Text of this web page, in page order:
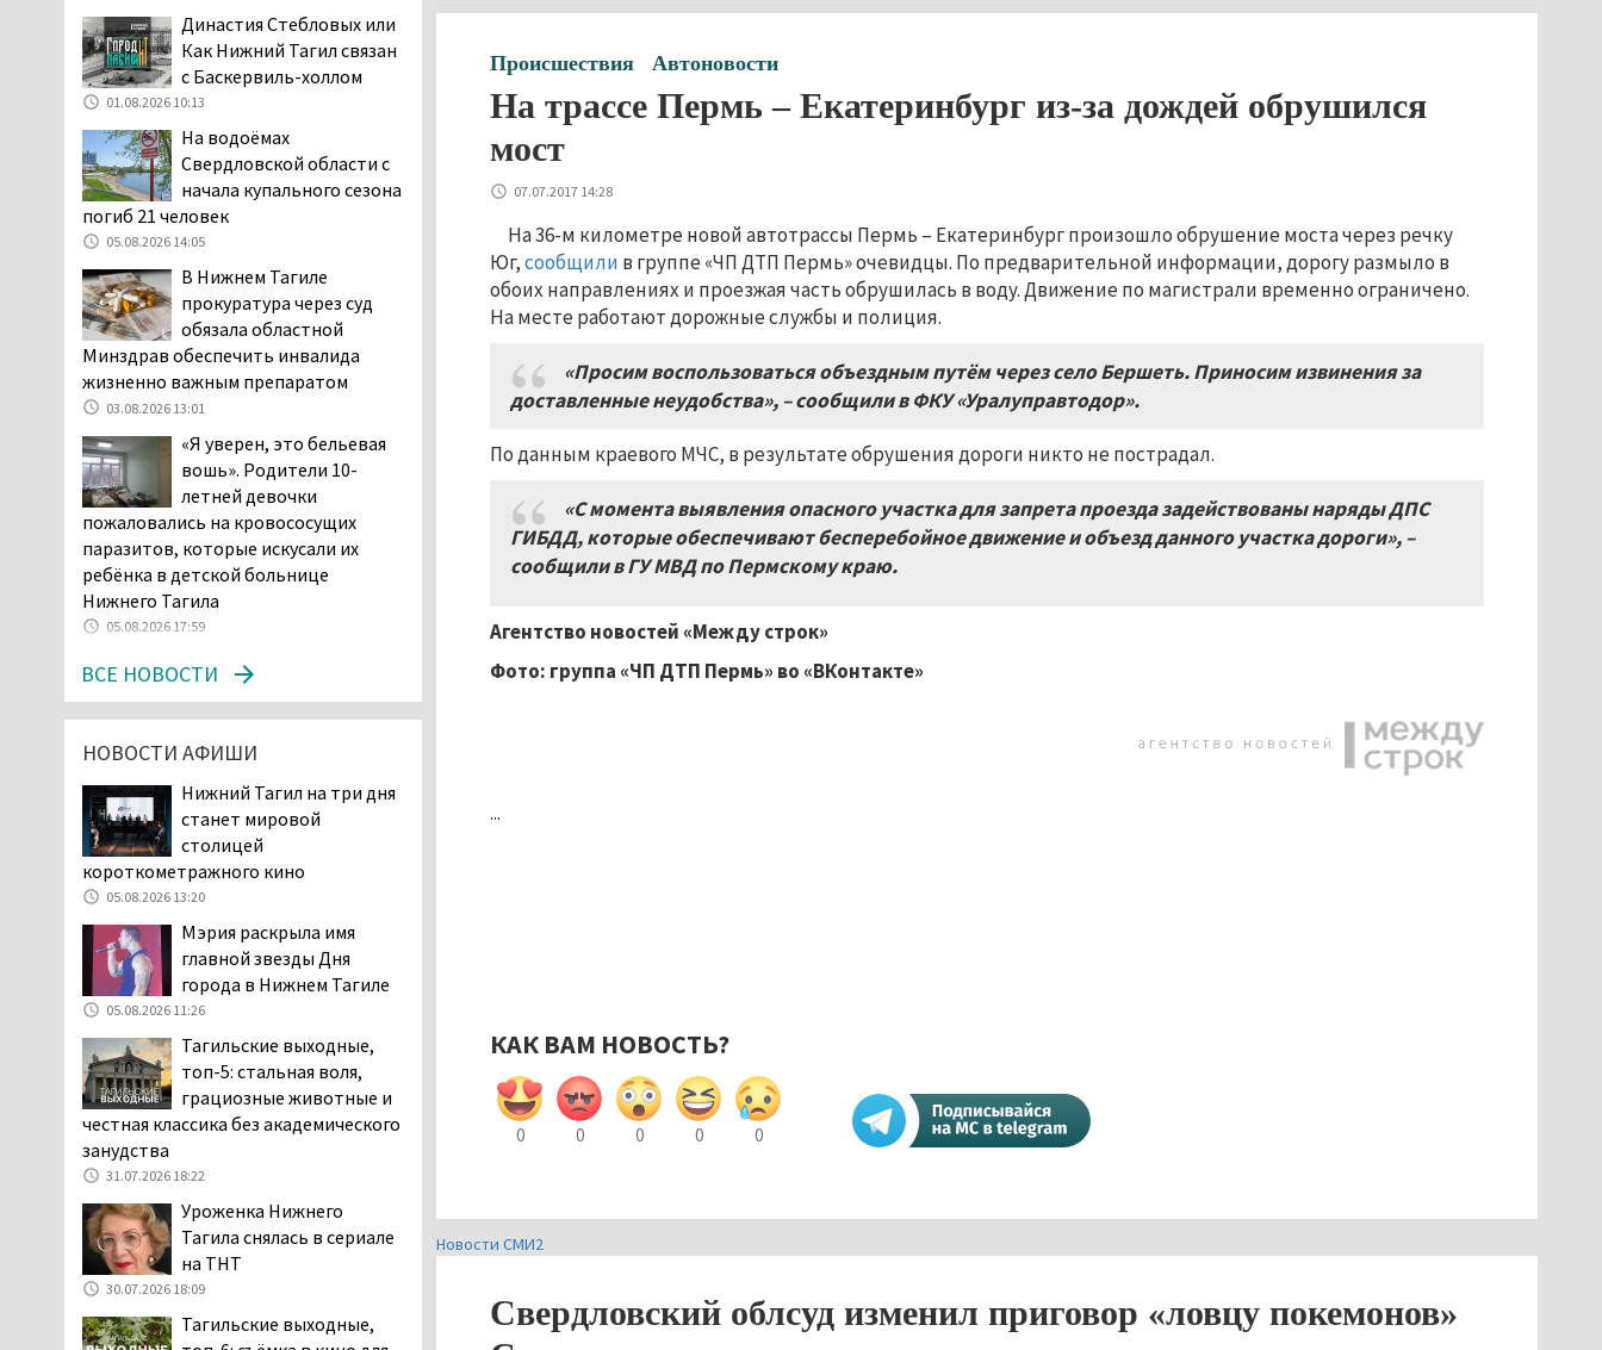
Происшествия Автоновости
На трассе Пермь – Екатеринбург из-за дождей обрушился
мост
07.07.2017 14:28
На 36-м километре новой автотрассы Пермь – Екатеринбург произошло обрушение моста через речку
Юг,сообщили в группе «ЧП ДТП Пермь» очевидцы. По предварительной информации, дорогу размыло в
обоих направлениях и проезжая часть обрушилась в воду. Движение по магистрали временно ограничено.
На месте работают дорожные службы и полиция.
«Просим воспользоваться объездным путём через село Бершеть. Приносим извинения за
доставленные неудобства», – сообщили в ФКУ «Уралуправтодор».
По данным краевого МЧС, в результате обрушения дороги никто не пострадал.
«С момента выявления опасного участка для запрета проезда задействованы наряды ДПС
ГИБДД, которые обеспечивают бесперебойное движение и объезд данного участка дороги», –
сообщили в ГУ МВД по Пермскому краю.
Агентство новостей «Между строк»
Фото: группа «ЧП ДТП Пермь» во «ВКонтакте»
...
КАК ВАМ НОВОСТЬ?
0 0 0 0 0
Новости СМИ2
Свердловский облсуд изменил приговор «ловцу покемонов»
заложенной бомбе
04.08.2026 17:57
«Выезжать на круговое
опасно: машин, которые
надо пропускать, почти не видно».
Тагильчане пожаловались на плохой
обзор из-за высокой травы у дороги
на перекрёстке улиц Серова и
Первомайской
04.08.2026 16:53
Отлавливать собак в
Нижнем Тагиле будут
«дорожники»
04.08.2026 15:26
На фоне острой нехватки
полицейских в Нижнем
Тагиле растёт
подростковая преступность
04.08.2026 14:58
Нижний Тагил — лидер по
выявленным нарушениям
строительного мусора
04.08.2026 13:45
полицейского. В Нижнем
Тагиле жильцы частного
сектора ведут между собой
затяжную, бессмысленную и
беспощадную «психологическую
войну»
В Нижнем Тагиле после
вмешательства
прокуратуры четыре
аварийными и подлежащими сносу
04.08.2026 12:19
В России хотят ввести
уведомление водителей
портал «Госуслуги»
04.08.2026 12:17
Тагильские коммунисты
кандидатов на выборах в
Династия Стебловых или
Как Нижний Тагил связан
с Баскервиль-холлом
01.08.2026 10:13
На водоёмах
Свердловской области с
начала купального сезона
погиб 21 человек
05.08.2026 14:05
В Нижнем Тагиле
прокуратура через суд
обязала областной
Минздрав обеспечить инвалида
жизненно важным препаратом
03.08.2026 13:01
«Я уверен, это бельевая
вошь». Родители 10-
летней девочки
пожаловались на кровососущих
паразитов, которые искусали их
ребёнка в детской больнице
Нижнего Тагила
05.08.2026 17:59
ВСЕ НОВОСТИ
НОВОСТИ АФИШИ
Нижний Тагил на три дня
станет мировой
столицей
короткометражного кино
05.08.2026 13:20
Мэрия раскрыла имя
главной звезды Дня
города в Нижнем Тагиле
05.08.2026 11:26
Тагильские выходные,
топ-5: стальная воля,
грациозные животные и
честная классика без академического
занудства
31.07.2026 18:22
Уроженка Нижнего
Тагила снялась в сериале
на ТНТ
30.07.2026 18:09
Тагильские выходные,